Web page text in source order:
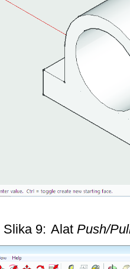
Slika 9: Alat Push/